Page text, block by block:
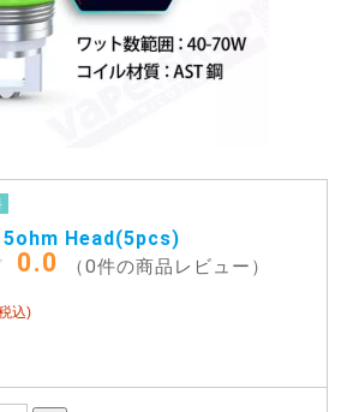
日本製（フレーバー）
Head(5pcs)
0.0 （0件の商品レビュー）
込)